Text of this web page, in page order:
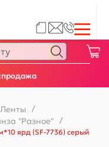
Ленты /
"Разное"
/
ярд (SF-7736) серый